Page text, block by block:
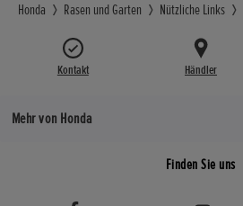
Honda Rasen und Garten Nützliche Links
Kontakt Händler
Mehr von Honda
Finden Sie uns